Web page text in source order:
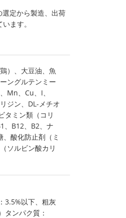
定から製造、出荷
ます。
）、大豆油、魚
ングルテンミー
Mn、Cu、I、
ジン、DL-メチオ
タミン類（コリ
、B12、B2、ナ
酸化防止剤（ミ
ソルビン酸カリ
3.5%以下、粗灰
タンパク質：